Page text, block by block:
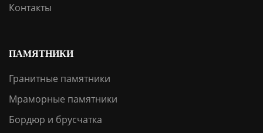
Контакты
ПАМЯТНИКИ
Гранитные памятники
Мраморные памятники
Бордюр и брусчатка